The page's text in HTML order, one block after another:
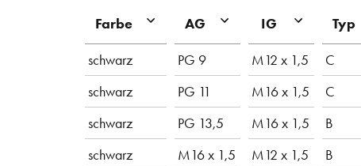
Farbe AG IG Typ
schwarz PG 9 M12 x 1,5 C
schwarz
PG 11 M16 x 1,5 C
schwarz
PG 13,5 M16 x 1,5 B
schwarz
M16 x 1,5 M12 x 1,5 B